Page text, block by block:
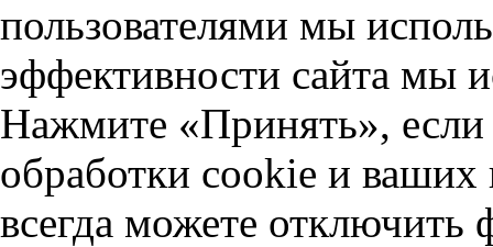
пользователями мы
эффективности сайта мы
Нажмите «Принять», если
обработки cookie и
всегда можете отключить